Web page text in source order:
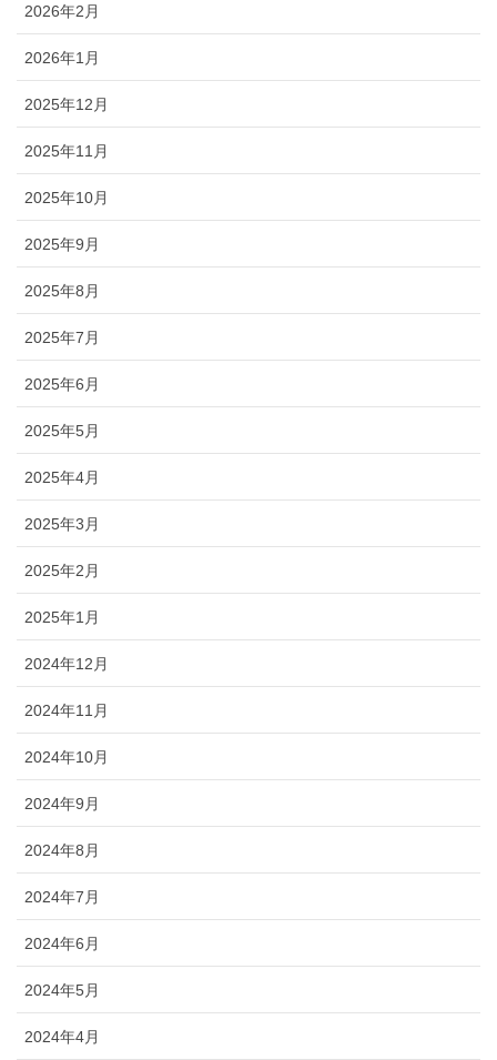
2026年2月
2026年1月
2025年12月
2025年11月
2025年10月
2025年9月
2025年8月
2025年7月
2025年6月
2025年5月
2025年4月
2025年3月
2025年2月
2025年1月
2024年12月
2024年11月
2024年10月
2024年9月
2024年8月
2024年7月
2024年6月
2024年5月
2024年4月